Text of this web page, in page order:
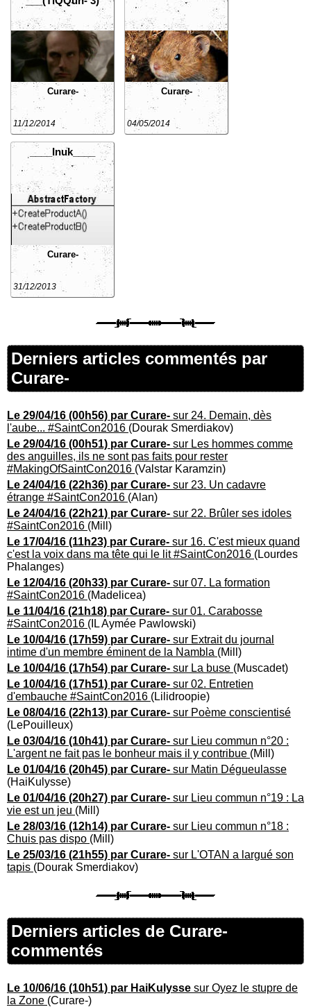
Curare-
11/12/2014
Curare-
04/05/2014
____Inuk____
Curare-
31/12/2013
Derniers articles commentés par
Curare-
Le 29/04/16 (00h56) par Curare- sur 24. Demain, dès
l'aube... #SaintCon2016 (Dourak Smerdiakov)
Le 29/04/16 (00h51) par Curare- sur Les hommes comme
des anguilles, ils ne sont pas faits pour rester
#MakingOfSaintCon2016 (Valstar Karamzin)
Le 24/04/16 (22h36) par Curare- sur 23. Un cadavre
étrange #SaintCon2016 (Alan)
Le 24/04/16 (22h21) par Curare- sur 22. Brûler ses idoles
#SaintCon2016 (Mill)
Le 17/04/16 (11h23) par Curare- sur 16. C'est mieux quand
c'est la voix dans ma tête qui le lit #SaintCon2016 (Lourdes
Phalanges)
Le 12/04/16 (20h33) par Curare- sur 07. La formation
#SaintCon2016 (Madelicea)
Le 11/04/16 (21h18) par Curare- sur 01. Carabosse
#SaintCon2016 (IL Aymée Pawlowski)
Le 10/04/16 (17h59) par Curare- sur Extrait du journal
intime d'un membre éminent de la Nambla (Mill)
Le 10/04/16 (17h54) par Curare- sur La buse (Muscadet)
Le 10/04/16 (17h51) par Curare- sur 02. Entretien
d'embauche #SaintCon2016 (Lilidroopie)
Le 08/04/16 (22h13) par Curare- sur Poème conscientisé
(LePouilleux)
Le 03/04/16 (10h41) par Curare- sur Lieu commun n°20 :
L'argent ne fait pas le bonheur mais il y contribue (Mill)
Le 01/04/16 (20h45) par Curare- sur Matin Dégueulasse
(HaiKulysse)
Le 01/04/16 (20h27) par Curare- sur Lieu commun n°19 : La
vie est un jeu (Mill)
Le 28/03/16 (12h14) par Curare- sur Lieu commun n°18 :
Chuis pas dispo (Mill)
Le 25/03/16 (21h55) par Curare- sur L'OTAN a largué son
tapis (Dourak Smerdiakov)
Derniers articles de Curare-
commentés
Le 10/06/16 (10h51) par HaiKulysse sur Oyez le stupre de
la Zone (Curare-)